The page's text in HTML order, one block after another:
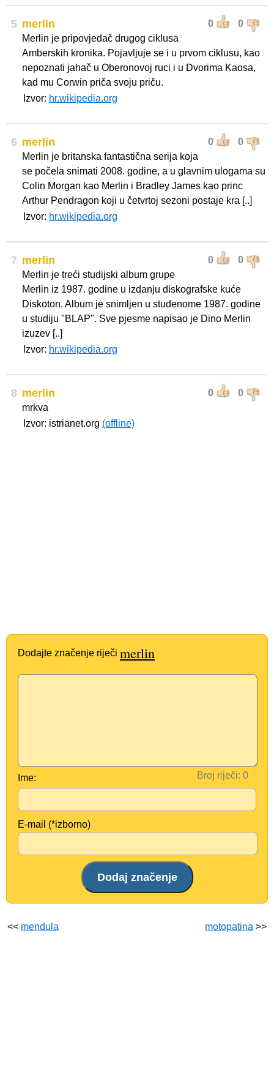
5 0 0
merlin
Merlin je pripovjedač drugog ciklusa
Amberskih kronika. Pojavljuje se i u prvom ciklusu, kao
nepoznati jahač u Oberonovoj ruci i u Dvorima Kaosa,
kad mu Corwin priča svoju priču.
Izvor: hr.wikipedia.org
6 0 0
merlin
Merlin je britanska fantastična serija koja
se počela snimati 2008. godine, a u glavnim ulogama su
Colin Morgan kao Merlin i Bradley James kao princ
Arthur Pendragon koji u četvrtoj sezoni postaje kra [..]
Izvor: hr.wikipedia.org
7 0 0
merlin
Merlin je treći studijski album grupe
Merlin iz 1987. godine u izdanju diskografske kuće
Diskoton. Album je snimljen u studenome 1987. godine
u studiju "BLAP". Sve pjesme napisao je Dino Merlin
izuzev [..]
Izvor: hr.wikipedia.org
8 0 0
merlin
mrkva
Izvor: istrianet.org (offline)
Dodajte značenje riječi merlin
Broj riječi:
Ime:
E-mail (*izborno)
<< mendula motopatina >>